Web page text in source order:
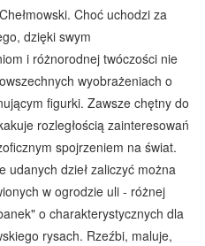
Choć uchodzi za
dzięki swym
i różnorodnej twóczości nie
wyobrażeniach o
figurki. Zawsze chętny do
rozległością zainteresowań
spojrzeniem na świat.
udanych dzieł zaliczyć można
w ogrodzie uli - różnej
o charakterystycznych dla
rysach. Rzeźbi, maluje,